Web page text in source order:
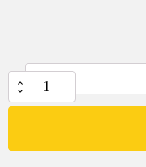
של
Defense